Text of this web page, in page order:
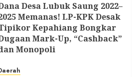
Desa Lubuk Saung 2022–
Memanas! LP-KPK Desak
Kepahiang Bongkar
Mark-Up, “Cashback”
Monopoli